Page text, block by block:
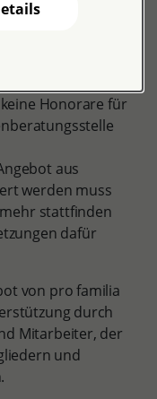
Teil aus
erheblichen
Honorare für
aus
werden muss
stattfinden
dafür
von pro familia
durch
Mitarbeiter, der
und